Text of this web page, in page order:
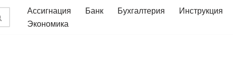
Ассигнация Банк Бухгалтерия Инструкция
Экономика